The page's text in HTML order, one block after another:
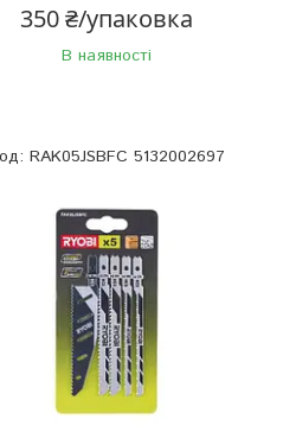
350 ₴/упаковка
В наявності
RAK05JSBFC 5132002697